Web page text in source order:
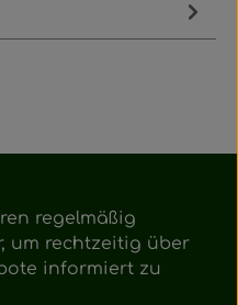
regelmäßig
um rechtzeitig über
informiert zu